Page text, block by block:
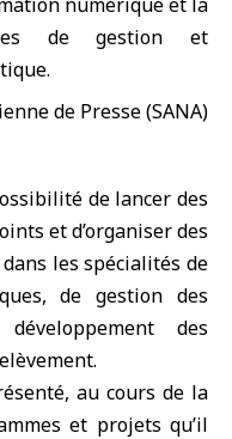
de gestion et
de lancer des
et d’organiser des
les spécialités de
de gestion des
des
au cours de la
et projets qu’il